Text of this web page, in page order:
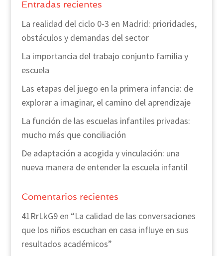
Entradas recientes
La realidad del ciclo 0-3 en Madrid: prioridades,
obstáculos y demandas del sector
La importancia del trabajo conjunto familia y
escuela
Las etapas del juego en la primera infancia: de
explorar a imaginar, el camino del aprendizaje
La función de las escuelas infantiles privadas:
mucho más que conciliación
De adaptación a acogida y vinculación: una
nueva manera de entender la escuela infantil
Comentarios recientes
41RrLkG9en “La calidad de las conversaciones
que los niños escuchan en casa influye en sus
resultados académicos”